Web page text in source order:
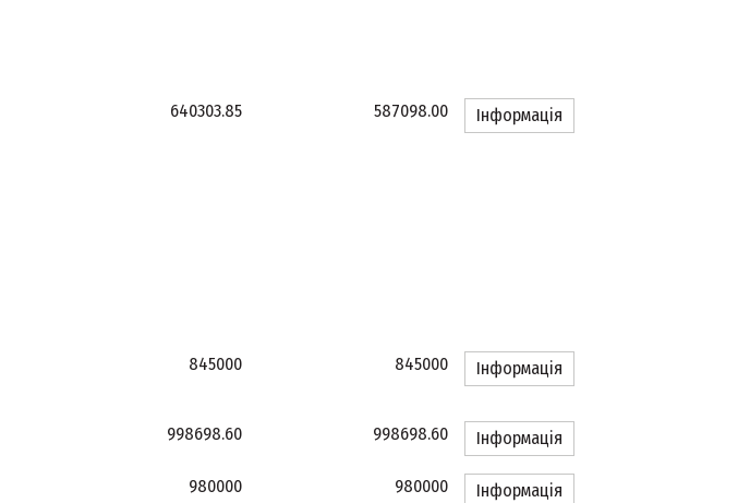
640303.85 587098.00 Інформація
845000 845000 Інформація
998698.60 998698.60 Інформація
980000 980000 Інформація